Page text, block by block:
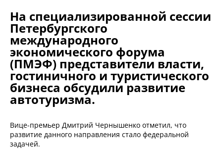
На специализированной сессии
Петербургского
международного
экономического форума
(ПМЭФ) представители власти,
гостиничного и туристического
бизнеса обсудили развитие
автотуризма.
Вице-премьер Дмитрий Чернышенко отметил, что
развитие данного направления стало федеральной
задачей.